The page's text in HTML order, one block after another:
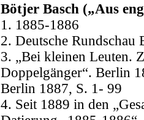
Bötjer Basch („Aus
1. 1885-1886
2. Deutsche
3. „Bei kleinen Leuten.
Doppelgänger“. Berlin
Berlin 1887, S. 1- 99
4. Seit 1889 in den